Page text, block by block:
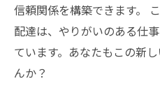
信頼関係を構築できます。
配達は、やりがいのある仕
ています。あなたもこの新
んか？